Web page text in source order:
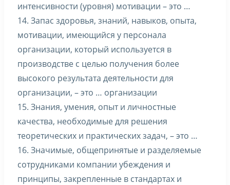
интенсивности (уровня) мотивации – это …
14. Запас здоровья, знаний, навыков, опыта,
мотивации, имеющийся у персонала
организации, который используется в
производстве с целью получения более
высокого результата деятельности для
организации, – это … организации
15. Знания, умения, опыт и личностные
качества, необходимые для решения
теоретических и практических задач, – это …
16. Значимые, общепринятые и разделяемые
сотрудниками компании убеждения и
принципы, закрепленные в стандартах и